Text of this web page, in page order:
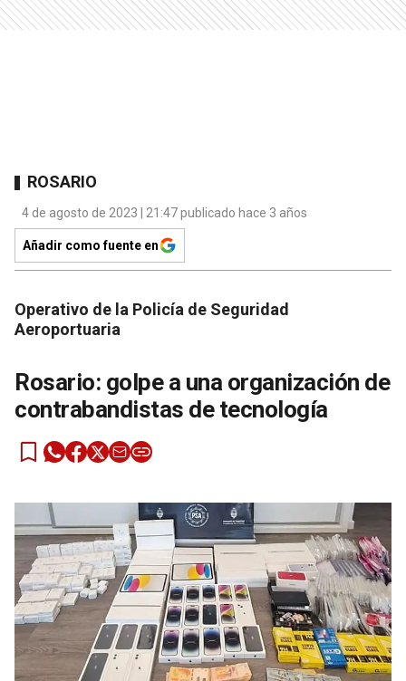
ROSARIO
4 de agosto de 2023 | 21:47 publicado hace 3 años
Añadir como fuente en
Operativo de la Policía de Seguridad
Aeroportuaria
Rosario: golpe a una organización de
contrabandistas de tecnología